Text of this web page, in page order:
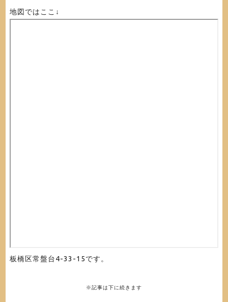
地図ではここ↓
板橋区常盤台4-33-15です。
※記事は下に続きます